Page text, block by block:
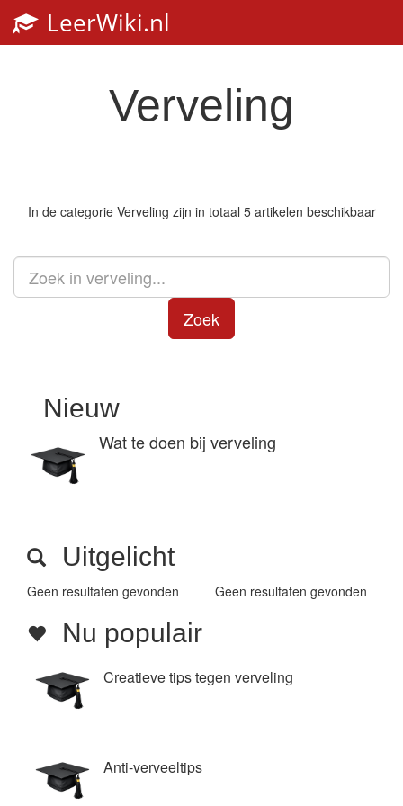
LeerWiki.nl
Verveling
In de categorie Verveling zijn in totaal 5 artikelen beschikbaar
Zoek
Nieuw
Wat te doen bij verveling
Uitgelicht
Geen resultaten gevonden Geen resultaten gevonden
Nu populair
Creatieve tips tegen verveling
Anti-verveeltips